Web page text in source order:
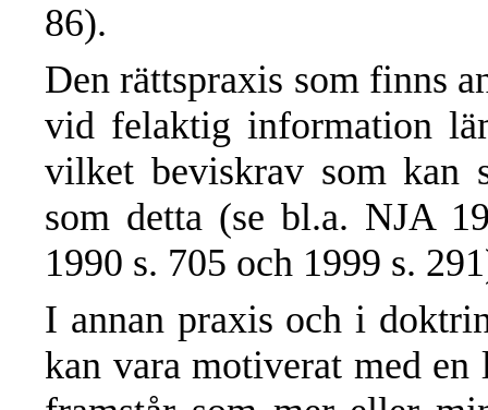
86).
Den rättspraxis som finns
vid felaktig information
vilket beviskrav som kan
som detta (se bl.a. NJA
1990 s. 705 och 1999 s.
I annan praxis och i
kan vara motiverat med